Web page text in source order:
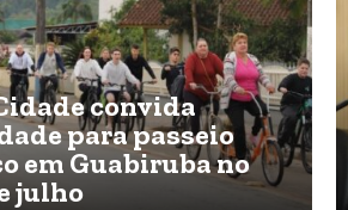
convida
para passeio
em Guabiruba no
julho